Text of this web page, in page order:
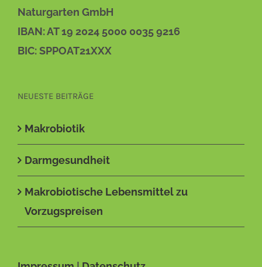
Naturgarten GmbH
IBAN: AT 19 2024 5000 0035 9216
BIC: SPPOAT21XXX
NEUESTE BEITRÄGE
Makrobiotik
Darmgesundheit
Makrobiotische Lebensmittel zu
Vorzugspreisen